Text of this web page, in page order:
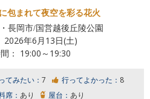
包まれて夜空を彩る花火
長岡市/国営越後丘陵公園
2026年6月13日(土)
： 19:00～19:30
てみたい： 7 行ってよかった： 8
席： あり 屋台： あり